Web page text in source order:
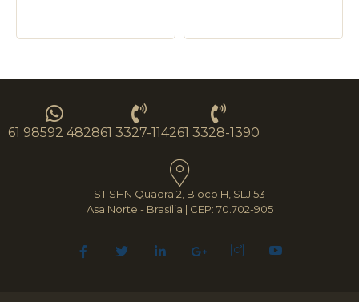
61 98592 482861 3327-114261 3328-1390
ST SHN Quadra 2, Bloco H, SLJ 53
Asa Norte - Brasília | CEP: 70.702-905